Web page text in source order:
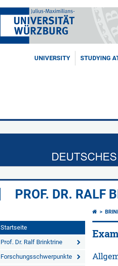
UNIVERSITY STUDYING
PROF. DR. RALF
Startseite
Prof. Dr. Ralf Brinktrine
Forschungsschwerpunkte